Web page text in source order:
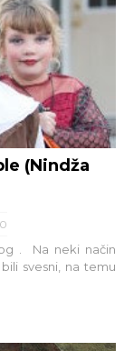
(Nindža
0
. Na neki način
svesni, na temu